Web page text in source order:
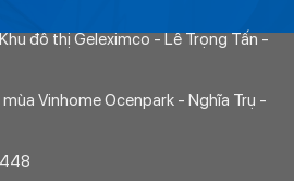
đô thị Geleximco - Lê Trọng Tấn -
Vinhome Ocenpark - Nghĩa Trụ -